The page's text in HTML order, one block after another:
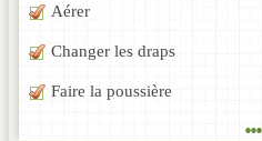
Aérer
Changer les draps
Faire la poussière
...